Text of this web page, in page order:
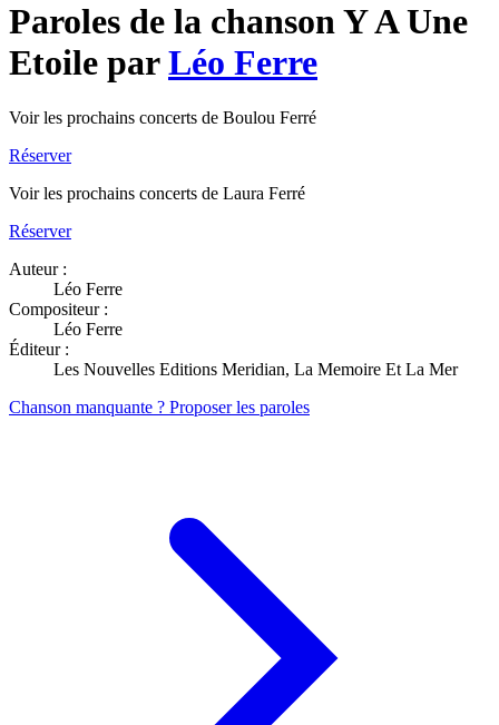
Paroles de la chanson Y A Une
Etoile parLéo Ferre
Voir les prochains concerts de Boulou Ferré
Réserver
Voir les prochains concerts de Laura Ferré
Réserver
Auteur :
Léo Ferre
Compositeur :
Léo Ferre
Éditeur :
Les Nouvelles Editions Meridian, La Memoire Et La Mer
Chanson manquante ? Proposer les paroles